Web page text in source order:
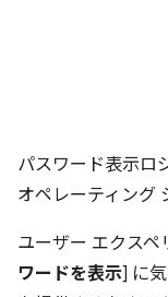
パスワード表示ロ
オペレーティング
ユーザー エクス
ワードを表示] に